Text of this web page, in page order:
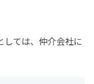
ては、仲介会社に